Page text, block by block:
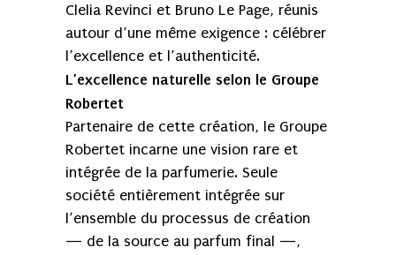
Clelia Revinci et Bruno Le Page, réunis
autour d’une même exigence : célébrer
l’excellence et l’authenticité.
L’excellence naturelle selon le Groupe
Robertet
Partenaire de cette création, le Groupe
Robertet incarne une vision rare et
intégrée de la parfumerie. Seule
société entièrement intégrée sur
l’ensemble du processus de création
— de la source au parfum final —,